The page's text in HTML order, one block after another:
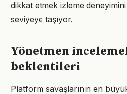
dikkat etmek izleme
seviyeye taşıyor.
Yönetmen
beklentileri
Platform savaşlarının en